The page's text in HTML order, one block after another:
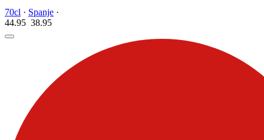
70cl · Spanje ·
44.95 38.95